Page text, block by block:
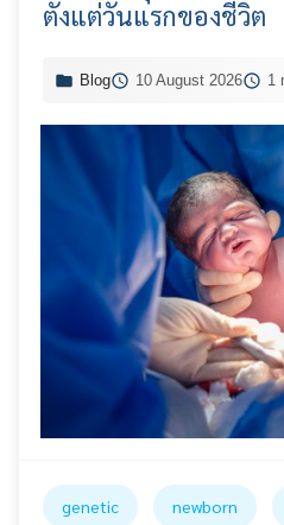
ตั้งแต่วันแรกของชีวิต
Blog 10 August 2026 1
genetic newborn